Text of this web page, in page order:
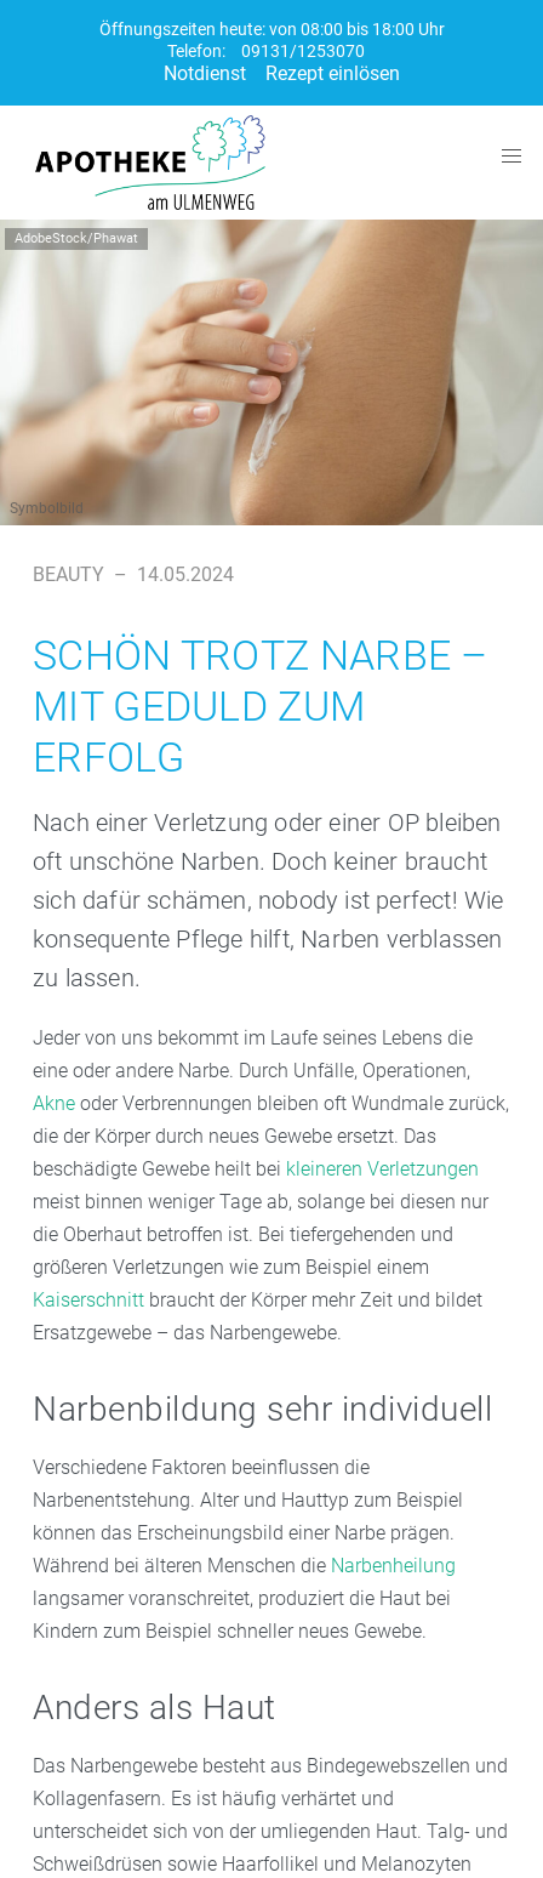
Öffnungszeiten heute: von 08:00 bis 18:00 Uhr
Telefon:
09131/1253070
Notdienst Rezept einlösen
AdobeStock/Phawat
Symbolbild
BEAUTY – 14.05.2024
SCHÖN TROTZ NARBE –
MIT GEDULD ZUM
ERFOLG
Nach einer Verletzung oder einer OP bleiben
oft unschöne Narben. Doch keiner braucht
sich dafür schämen, nobody ist perfect! Wie
konsequente Pflege hilft, Narben verblassen
zu lassen.
Jeder von uns bekommt im Laufe seines Lebens die
eine oder andere Narbe. Durch Unfälle, Operationen,
Akne oder Verbrennungen bleiben oft Wundmale zurück,
die der Körper durch neues Gewebe ersetzt. Das
beschädigte Gewebe heilt bei kleineren Verletzungen
meist binnen weniger Tage ab, solange bei diesen nur
die Oberhaut betroffen ist. Bei tiefergehenden und
größeren Verletzungen wie zum Beispiel einem
Kaiserschnitt braucht der Körper mehr Zeit und bildet
Ersatzgewebe – das Narbengewebe.
Narbenbildung sehr individuell
Verschiedene Faktoren beeinflussen die
Narbenentstehung. Alter und Hauttyp zum Beispiel
können das Erscheinungsbild einer Narbe prägen.
Während bei älteren Menschen die Narbenheilung
langsamer voranschreitet, produziert die Haut bei
Kindern zum Beispiel schneller neues Gewebe.
Anders als Haut
Das Narbengewebe besteht aus Bindegewebszellen und
Kollagenfasern. Es ist häufig verhärtet und
unterscheidet sich von der umliegenden Haut. Talg- und
Schweißdrüsen sowie Haarfollikel und Melanozyten